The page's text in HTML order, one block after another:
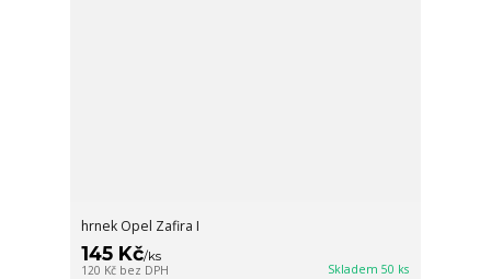
hrnek Opel Zafira I
145 Kč/ks
120 Kč bez DPH Skladem 50 ks